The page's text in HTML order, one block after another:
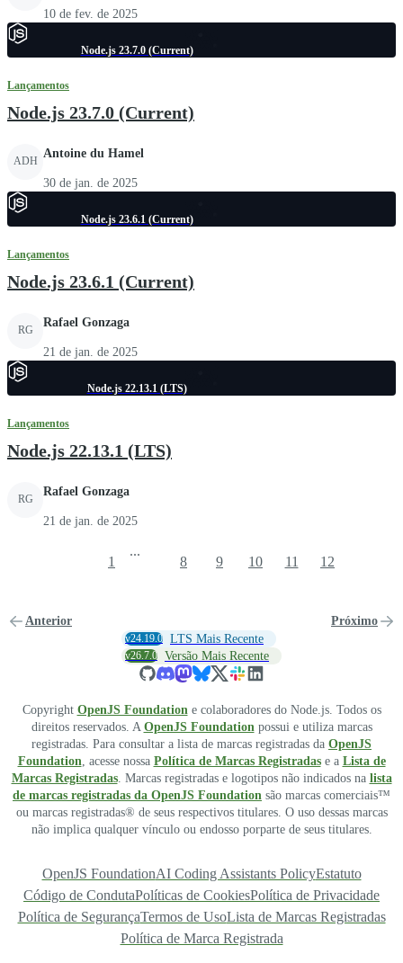
10 de fev. de 2025
Node.js 23.7.0 (Current)
Lançamentos
Node.js 23.7.0 (Current)
ADH
Antoine du Hamel
30 de jan. de 2025
Node.js 23.6.1 (Current)
Lançamentos
Node.js 23.6.1 (Current)
RG
Rafael Gonzaga
21 de jan. de 2025
Node.js 22.13.1 (LTS)
Lançamentos
Node.js 22.13.1 (LTS)
RG
Rafael Gonzaga
21 de jan. de 2025
Anterior
1
...
8 9 10 11 12
Próximo
v24.19.0 LTS Mais Recente
v26.7.0 Versão Mais Recente
Copyright OpenJS Foundation e colaboradores do Node.js. Todos os
direitos reservados. A OpenJS Foundation possui e utiliza marcas
registradas. Para consultar a lista de marcas registradas da OpenJS
Foundation , acesse nossa Política de Marcas Registradase a Lista de
Marcas Registradas. Marcas registradas e logotipos não indicados na lista
de marcas registradas da OpenJS Foundation são marcas comerciais™
ou marcas registradas® de seus respectivos titulares. O uso dessas marcas
não implica qualquer vínculo ou endosso porparte de seus titulares.
OpenJS FoundationAI Coding Assistants PolicyEstatuto
Código de CondutaPolíticas de CookiesPolítica de Privacidade
Política de SegurançaTermos de UsoLista de Marcas Registradas
Política de Marca Registrada